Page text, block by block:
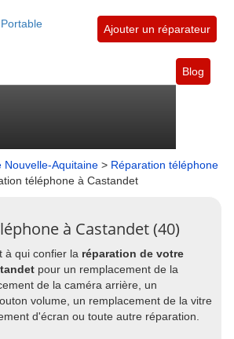
Ajouter un réparateur
Blog
Nouvelle-Aquitaine > Réparation téléphone
téléphone à Castandet
à Castandet (40)
à qui confier la réparation de votre
pour un remplacement de la
de la caméra arrière, un
volume, un remplacement de la vitre
d'écran ou toute autre réparation.